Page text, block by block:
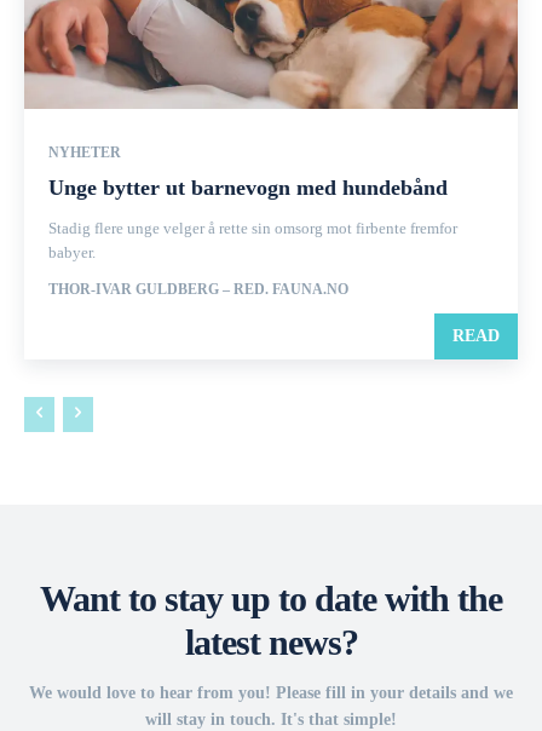
NYHETER
Unge bytter ut barnevogn med hundebånd
Stadig flere unge velger å rette sin omsorg mot firbente fremfor
babyer.
THOR-IVAR GULDBERG – RED. FAUNA.NO
READ
Want to stay up to date with the
latest news?
We would love to hear from you! Please fill in your details and we
will stay in touch. It's that simple!